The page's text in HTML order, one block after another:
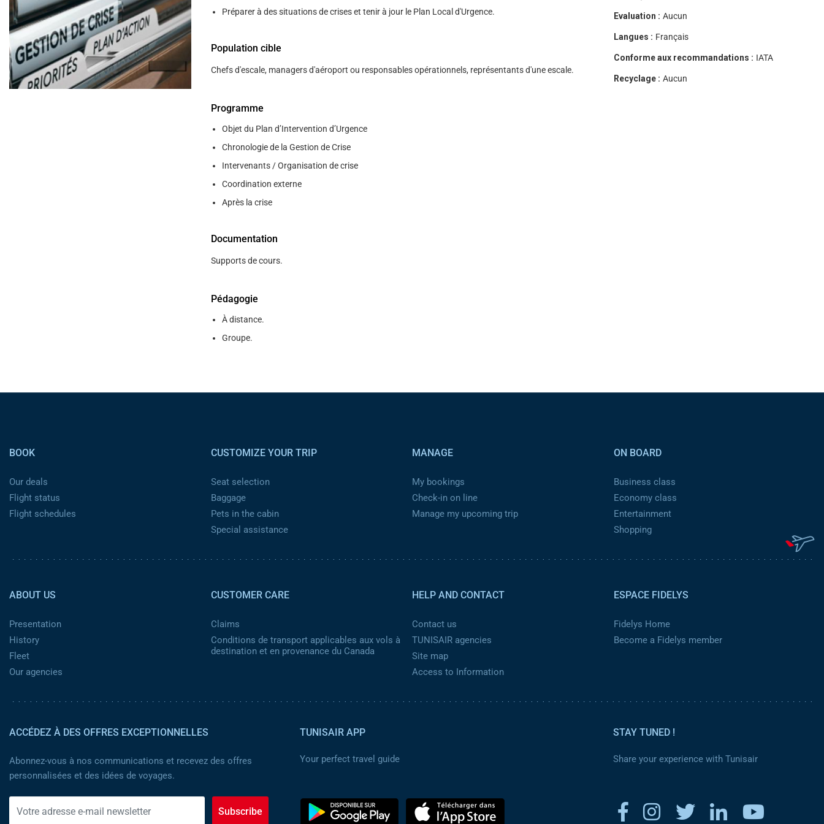
help
you
navigate
and
interact
with
the
content.
Préparer à des situations de crises et tenir à jour le Plan Local d'Urgence.
Population cible
Chefs d'escale, managers d'aéroport ou responsables opérationnels, représentants d'une escale.
Programme
Objet du Plan d’Intervention d’Urgence
Chronologie de la Gestion de Crise
Intervenants / Organisation de crise
Coordination externe
Après la crise
Documentation
Supports de cours.
Pédagogie
À distance.
Groupe.
Evaluation : Aucun
Langues : Français
Conforme aux recommandations : IATA
Recyclage : Aucun
BOOK
Our deals
Flight status
Flight schedules
CUSTOMIZE YOUR TRIP
Seat selection
Baggage
Pets in the cabin
Special assistance
MANAGE
My bookings
Check-in on line
Manage my upcoming trip
ON BOARD
Business class
Economy class
Entertainment
Shopping
ABOUT US
Presentation
History
Fleet
Our agencies
CUSTOMER CARE
Claims
Conditions de transport applicables aux vols à
destination et en provenance du Canada
HELP AND CONTACT
Contact us
TUNISAIR agencies
Site map
Access to Information
ESPACE FIDELYS
Fidelys Home
Become a Fidelys member
ACCÉDEZ À DES OFFRES EXCEPTIONNELLES
Abonnez-vous à nos communications et recevez des offres
personnalisées et des idées de voyages.
Subscribe
TUNISAIR APP
Your perfect travel guide
STAY TUNED !
Share your experience with Tunisair